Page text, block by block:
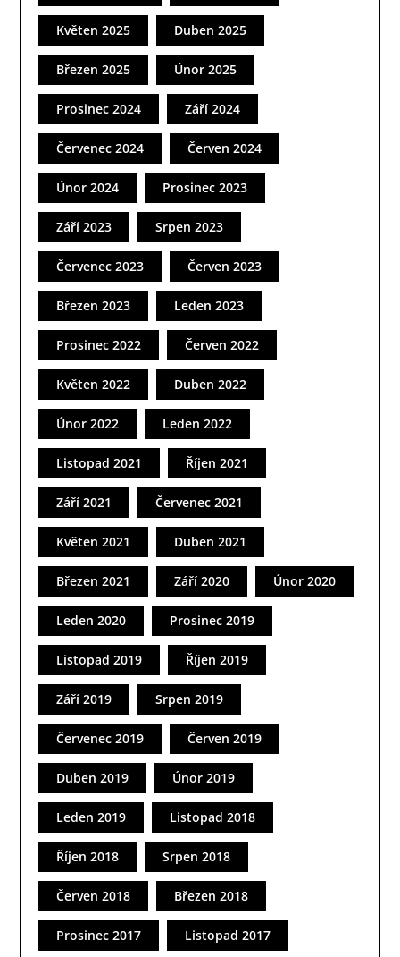
Květen 2025 Duben 2025
Březen 2025 Únor 2025
Prosinec 2024 Září 2024
Červenec 2024 Červen 2024
Únor 2024 Prosinec 2023
Září 2023 Srpen 2023
Červenec 2023 Červen 2023
Březen 2023 Leden 2023
Prosinec 2022 Červen 2022
Květen 2022 Duben 2022
Únor 2022 Leden 2022
Listopad 2021 Říjen 2021
Září 2021 Červenec 2021
Květen 2021 Duben 2021
Březen 2021 Září 2020 Únor 2020
Leden 2020 Prosinec 2019
Listopad 2019 Říjen 2019
Září 2019 Srpen 2019
Červenec 2019 Červen 2019
Duben 2019 Únor 2019
Leden 2019 Listopad 2018
Říjen 2018 Srpen 2018
Červen 2018 Březen 2018
Prosinec 2017 Listopad 2017